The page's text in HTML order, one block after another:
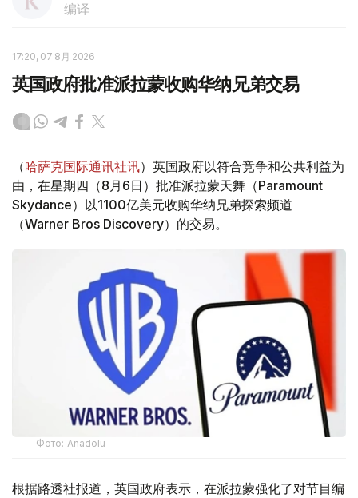
编译
17:20, 07 8月 2026
英国政府批准派拉蒙收购华纳兄弟交易
（哈萨克国际通讯社讯）英国政府以符合竞争和公共利益为
由，在星期四（8月6日）批准派拉蒙天舞（Paramount
Skydance）以1100亿美元收购华纳兄弟探索频道
（Warner Bros Discovery）的交易。
Фото: Аnadolu
根据路透社报道，英国政府表示，在派拉蒙强化了对节目编